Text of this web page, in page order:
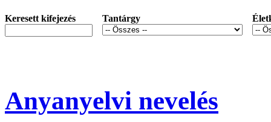
Keresett kifejezés Tantárgy
Anyanyelvi nevelés